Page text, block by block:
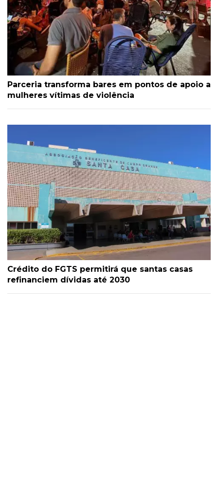
Parceria transforma bares em pontos de apoio a
mulheres vítimas de violência
Crédito do FGTS permitirá que santas casas
refinanciem dívidas até 2030